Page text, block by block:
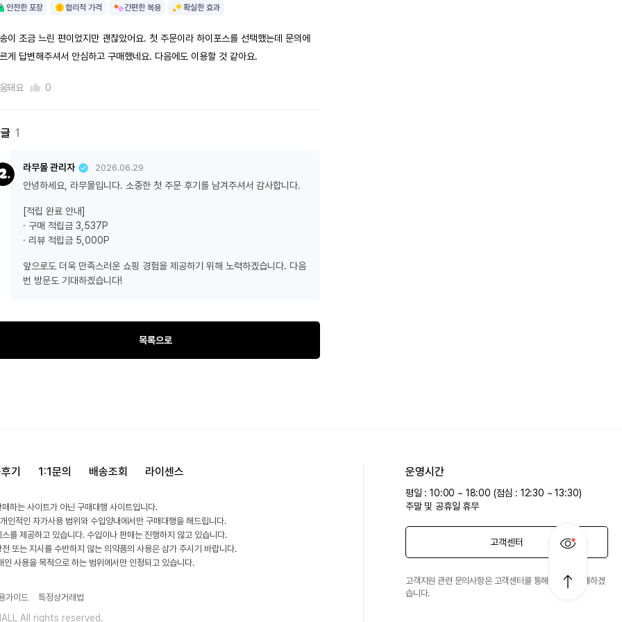
안전한 포장 합리적 가격 간편한 복용 확실한 효과
이 조금 느린 편이었지만 괜찮았어요. 첫 주문이라 하이포스를 선택했는데 문의에
게 답변해주셔서 안심하고 구매했네요. 다음에도 이용할 것 같아요.
돼요 0
1
라무몰 관리자 2026.06.29
안녕하세요, 라무몰입니다. 소중한 첫 주문 후기를 남겨주셔서 감사합니다.
[적립 완료 안내]
· 구매 적립금 3,537P
· 리뷰 적립금 5,000P
앞으로도 더욱 만족스러운 쇼핑 경험을 제공하기 위해 노력하겠습니다. 다음
번 방문도 기대하겠습니다!
목록으로
기 1:1문의 배송조회 라이센스
하는 사이트가 아닌 구매대행 사이트입니다.
인적인 자가사용 범위와 수입양내에서만 구매대행을 해드립니다.
를 제공하고 있습니다. 수입이나 판매는 진행하지 않고 있습니다.
또는 지시를 수반하지 않는 의약품의 사용은 삼가 주시기 바랍니다.
사용을 목적으로 하는 범위에서만 인정되고 있습니다.
가이드 특정상거래법
All rights reserved.
운영시간
평일 : 10:00 ~ 18:00 (점심 : 12:30 ~ 13:30)
주말 및 공휴일 휴무
고객센터
고객지원 관련 문의사항은 고객센터를 통해 친절히 안내하겠
습니다.